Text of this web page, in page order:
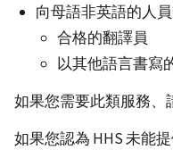
向母語非英語的人
合格的翻譯員
以其他語言書寫
如果您需要此類服務、
如果您認為 HHS 未能